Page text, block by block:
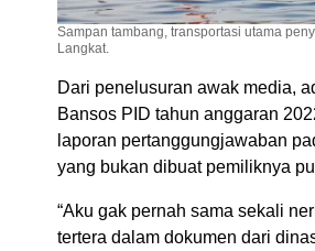
Sampan tambang, transportasi utama
Langkat.
Dari penelusuran awak media,
Bansos PID tahun anggaran
laporan pertanggungjawaban
yang bukan dibuat pemiliknya
“Aku gak pernah sama sekali
tertera dalam dokumen dari